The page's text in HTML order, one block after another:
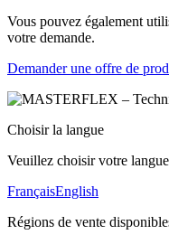
Vous pouvez également
votre demande.
Demander une offre de
Choisir la langue
Veuillez choisir votre
FrançaisEnglish
Régions de vente